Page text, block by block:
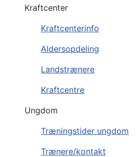
Kraftcenter
Kraftcenterinfo
Aldersopdeling
Landstrænere
Kraftcentre
Ungdom
Træningstider ungdom
Trænere/kontakt